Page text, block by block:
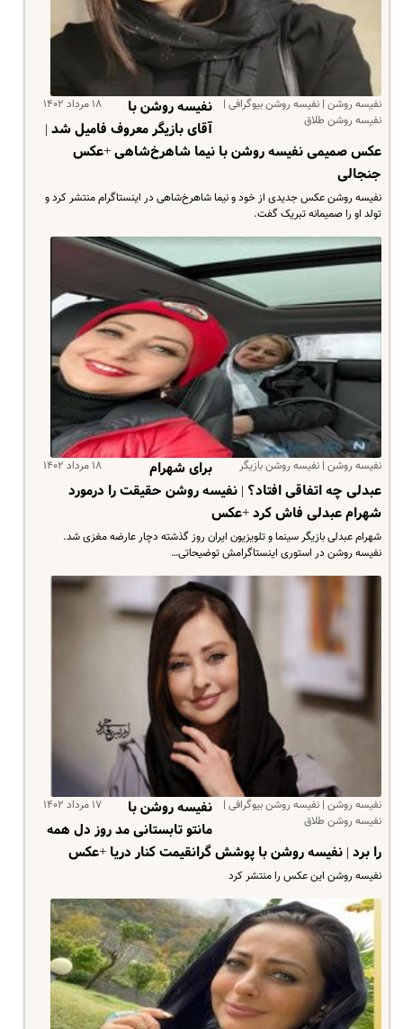
نفیسه روشن | نفیسه روشن بیوگرافی |
نفیسه روشن طلاق
۱۸ مرداد ۱۴۰۲
نفیسه روشن با
آقای بازیگر معروف فامیل شد |
عکس صمیمی نفیسه روشن با نیما شاهرخ‌شاهی +عکس
جنجالی
نفیسه روشن عکس جدیدی از خود و نیما شاهرخ‌شاهی در اینستاگرام منتشر کرد و
تولد او را صمیمانه تبریک گفت.
نفیسه روشن | نفیسه روشن بازیگر ۱۸ مرداد ۱۴۰۲
برای شهرام
عبدلی چه اتفاقی افتاد؟ | نفیسه روشن حقیقت را درمورد
شهرام عبدلی فاش کرد +عکس
شهرام عبدلی بازیگر سینما و تلویزیون ایران روز گذشته دچار عارضه مغزی شد.
نفیسه روشن در استوری اینستاگرامش توضیحاتی…
نفیسه روشن | نفیسه روشن بیوگرافی |
نفیسه روشن طلاق
۱۷ مرداد ۱۴۰۲
نفیسه روشن با
مانتو تابستانی مد روز دل همه
را برد | نفیسه روشن با پوشش گرانقیمت کنار دریا +عکس
نفیسه روشن این عکس را منتشر کرد